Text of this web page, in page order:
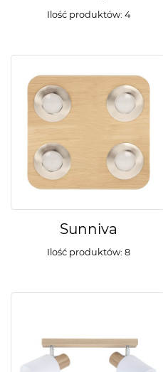
Ilość produktów: 4
Sunniva
Ilość produktów: 8